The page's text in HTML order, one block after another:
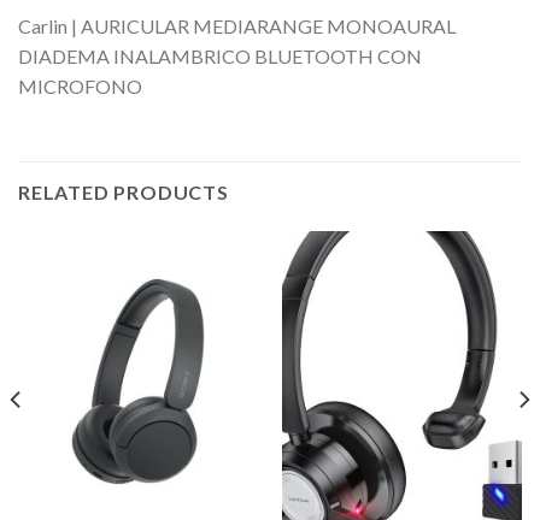
Carlin | AURICULAR MEDIARANGE MONOAURAL
DIADEMA INALAMBRICO BLUETOOTH CON
MICROFONO
RELATED PRODUCTS